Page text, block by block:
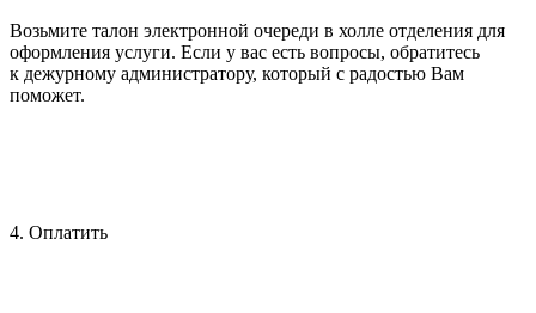
Возьмите талон электронной очереди в холле отделения для
оформления услуги. Если у вас есть вопросы, обратитесь
к дежурному администратору, который с радостью Вам
поможет.
4. Оплатить